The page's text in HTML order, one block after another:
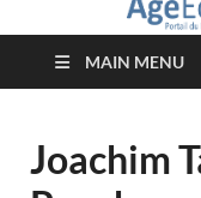
desMAIN MENU
Joachim